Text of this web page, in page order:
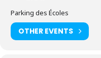
Parking des Écoles
OTHER EVENTS